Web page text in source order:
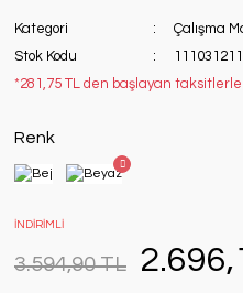
Kategori
Çalışma
Stok Kodu
*281,75 TL den başlayan
Renk
İNDİRİMLİ
3.594,90 TL